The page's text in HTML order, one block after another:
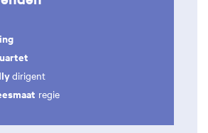
dirigent
regie